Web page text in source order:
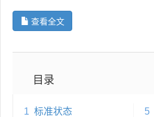
查看全文
目录
1 标准状态
5